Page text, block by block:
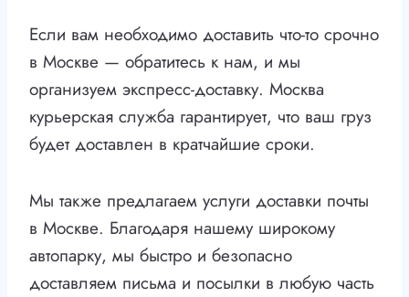
Если вам необходимо доставить что-то срочно
в Москве — обратитесь к нам, и мы
организуем экспресс-доставку. Москва
курьерская служба гарантирует, что ваш груз
будет доставлен в кратчайшие сроки.
Мы также предлагаем услуги доставки почты
в Москве. Благодаря нашему широкому
автопарку, мы быстро и безопасно
доставляем письма и посылки в любую часть